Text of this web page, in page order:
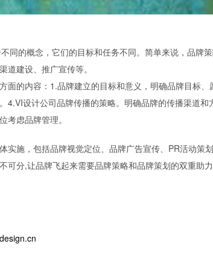
同的概念，它们的目标和任务不同。简单来说，品
道建设、推广宣传等。
面的内容：1.品牌建立的目标和意义，明确品牌目标
4.VI设计公司品牌传播的策略。明确品牌的传播渠道
考虑品牌管理。
实施，包括品牌视觉定位、品牌广告宣传、PR活动策
可分,让品牌飞起来需要品牌策略和品牌策划的双重